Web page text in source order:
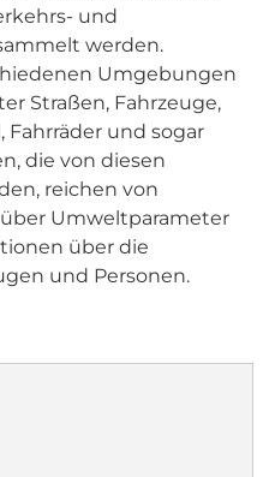
und
werden.
Umgebungen
Straßen, Fahrzeuge,
und sogar
die von diesen
reichen von
Umweltparameter
über die
und Personen.